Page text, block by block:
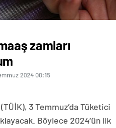
zamları
2024 00:15
3 Temmuz’da Tüketici
Böylece 2024’ün ilk